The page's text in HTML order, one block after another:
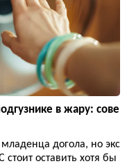
в жару: сове
догола, но экс
оставить хотя бы